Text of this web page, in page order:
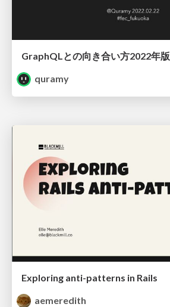
GraphQLとの向き合い方2022年版
quramy
Exploring anti-patterns in Rails
aemeredith